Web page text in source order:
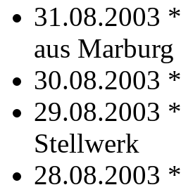
31.08.2003 *
aus Marburg
30.08.2003 *
29.08.2003 *
Stellwerk
28.08.2003 *